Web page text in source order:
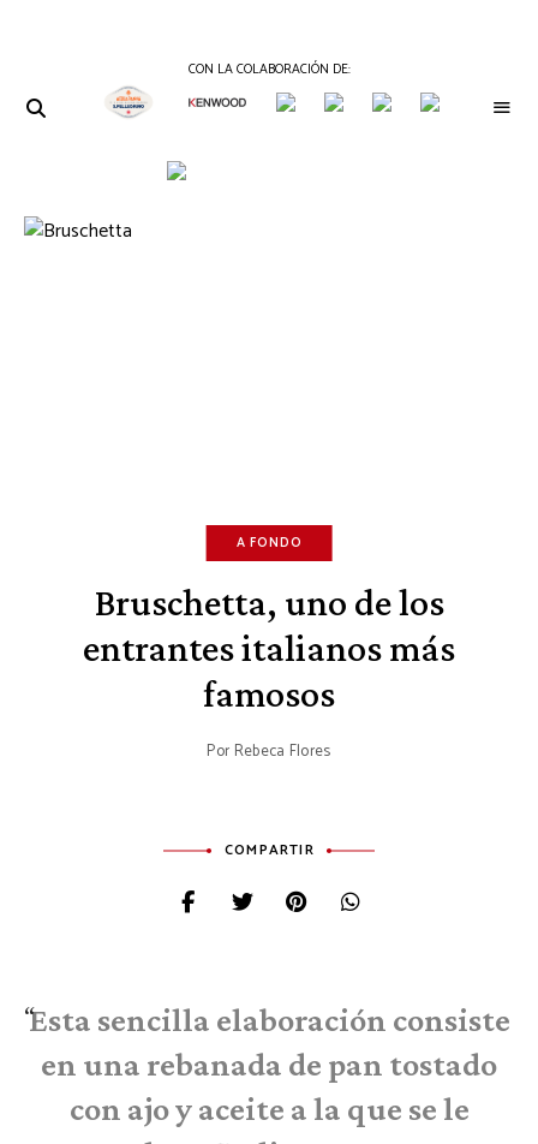
CON LA COLABORACIÓN DE:
Periódico
A FONDO
Bruschetta, uno de los
entrantes italianos más
famosos
Por Rebeca Flores
COMPARTIR
Esta sencilla elaboración consiste
en una rebanada de pan tostado
con ajo y aceite a la que se le